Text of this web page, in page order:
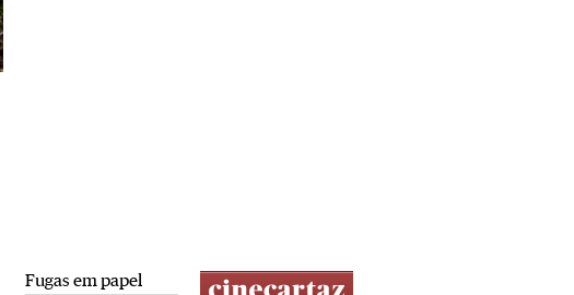
Fugas em papel